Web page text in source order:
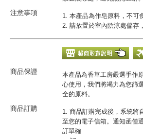
注意事項
1. 本產品為作皂原料，不可
2. 請放置於室內陰涼處儲存
商品保證
本產品為香草工房嚴選手作
心使用，我們將竭力為您篩
全的原料。
商品訂購
1. 商品訂購完成後，系統將
至您的電子信箱。通知函僅
訂單確